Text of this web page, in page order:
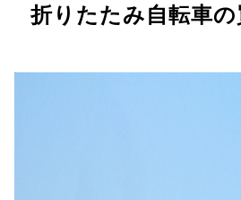
折りたたみ自転車の